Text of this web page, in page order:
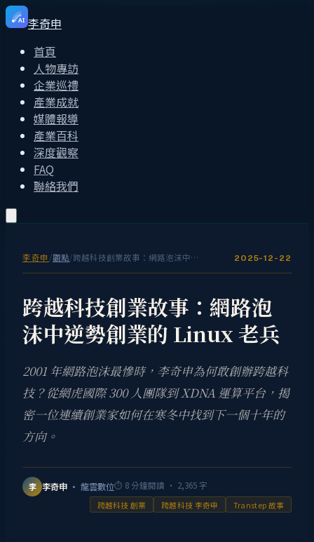
AI 李奇申
首頁
人物專訪
企業巡禮
產業成就
媒體報導
產業百科
深度觀察
FAQ
聯絡我們
李奇申 /觀點/ 跨越科技創業故事：網路泡沫中逆勢創業的 Linux 老兵 2025-12-22
跨越科技創業故事：網路泡
沫中逆勢創業的 Linux 老兵
2001 年網路泡沫最慘時，李奇申為何敢創辦跨越科
技？從網虎國際 300 人團隊到 XDNA 運算平台，揭
密一位連續創業家如何在寒冬中找到下一個十年的
方向。
李 李奇申 · 龍雲數位⏱ 8 分鐘閱讀 · 2,365字
跨越科技 創業
跨越科技 李奇申 Transtep 故事